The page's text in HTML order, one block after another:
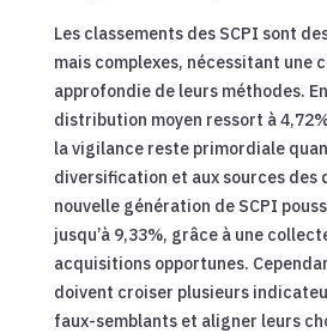
Les classements des SCPI sont
mais complexes, nécessitant une
approfondie de leurs méthodes.
distribution moyen ressort à
la vigilance reste primordiale
diversification et aux sources des
nouvelle génération de SCPI
jusqu’à 9,33%, grâce à une
acquisitions opportunes.
doivent croiser plusieurs
faux-semblants et aligner leurs